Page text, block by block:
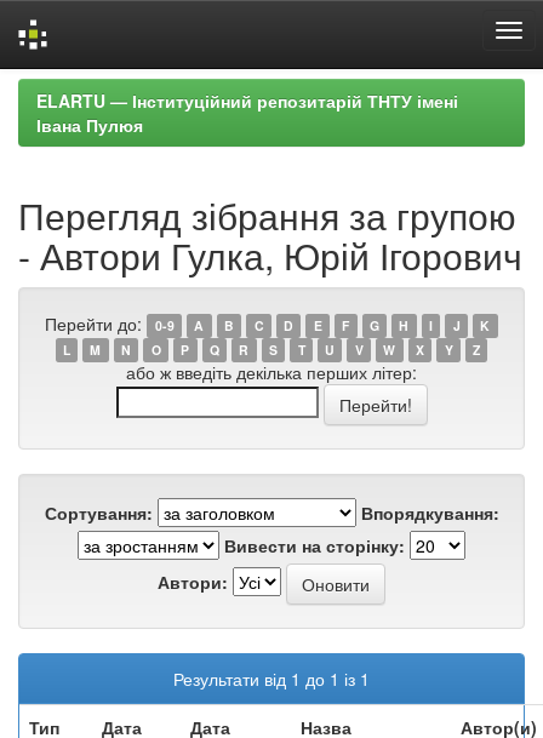
Skip
navigation
ELARTU — Інституційний репозитарій ТНТУ імені
Івана Пулюя
Перегляд зібрання за групою
- Автори Гулка, Юрій Ігорович
Перейти до: 0-9 A B C D E F G H I J
K
L
M N O P Q R S T U V W X Y Z
або ж введіть декілька перших літер:
Сортування:
Впорядкування:
Вивести на сторінку:
Автори:
Результати від 1 до 1 із 1
Тип
Дата
Дата
Назва Автор(и)